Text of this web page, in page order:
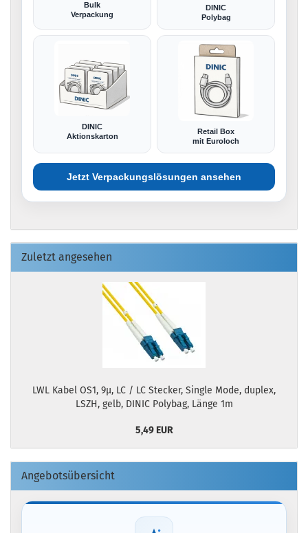
Bulk
Verpackung
DINIC
Polybag
DINIC
Aktionskarton
Retail Box
mit Euroloch
Jetzt Verpackungslösungen ansehen
Zuletzt angesehen
LWL Kabel OS1, 9µ, LC / LC Stecker, Single Mode, duplex,
LSZH, gelb, DINIC Polybag, Länge 1m
5,49 EUR
Angebotsübersicht